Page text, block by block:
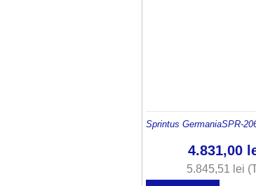
Sprintus GermaniaSPR-
4.831,00
5.845,51 lei